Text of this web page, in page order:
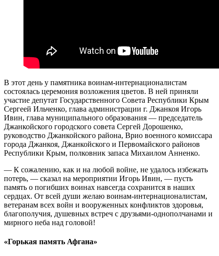
В этот день у памятника воинам-интернационалистам
состоялась церемония возложения цветов. В ней приняли
участие депутат Государственного Совета Республики Крым
Сергеей Ильченко, глава администрации г. Джанкоя Игорь
Ивин, глава муниципального образования — председатель
Джанкойского городского совета Сергей Дорошенко,
руководство Джанкойского района, Врио военного комиссара
города Джанкоя, Джанкойского и Первомайского районов
Республики Крым, полковник запаса Михаилом Анненко.
— К сожалению, как и на любой войне, не удалось избежать
потерь, — сказал на мероприятии Игорь Ивин, — пусть
память о погибших воинах навсегда сохранится в наших
сердцах. От всей души желаю воинам-интернационалистам,
ветеранам всех войн и вооруженных конфликтов здоровья,
благополучия, душевных встреч с друзьями-однополчанами и
мирного неба над головой!
«Горькая память Афгана»